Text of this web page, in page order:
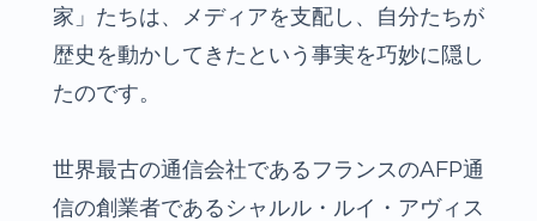
家」たちは、メディアを支配し、自分たちが
歴史を動かしてきたという事実を巧妙に隠し
たのです。
世界最古の通信会社であるフランスのAFP通
信の創業者であるシャルル・ルイ・アヴィス